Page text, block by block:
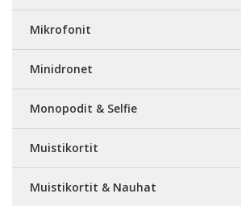
Mikrofonit
Minidronet
Monopodit & Selfie
Muistikortit
Muistikortit & Nauhat